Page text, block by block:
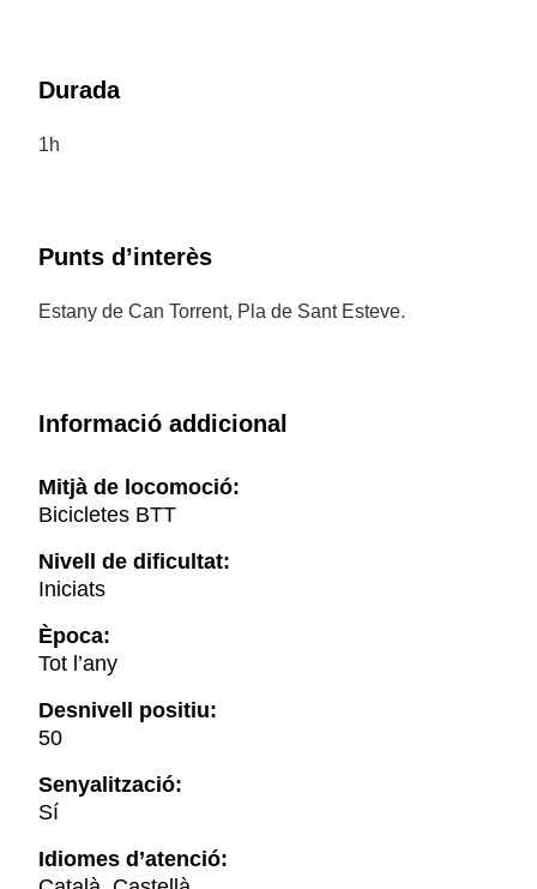
Durada
1h
Punts d’interès
Estany de Can Torrent, Pla de Sant Esteve.
Informació addicional
Mitjà de locomoció:
Bicicletes BTT
Nivell de dificultat:
Iniciats
Època:
Tot l’any
Desnivell positiu:
50
Senyalització:
Sí
Idiomes d’atenció: